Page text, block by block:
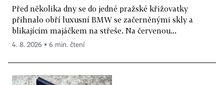
Před několika dny se do jedné pražské křižovatky
přihnalo obří luxusní BMW se začerněnými skly a
blikajícím majáčkem na střeše. Na červenou...
4. 8. 2026 ▪ 6 min. čtení